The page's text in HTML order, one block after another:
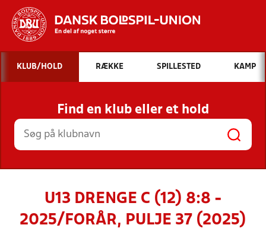
Hvad vil du søge efter?
INDHOLD OG NYHEDER
STILLINGER, RESULTATER, KLUBBER OG
HOLD
KLUB/HOLD RÆKKE SPILLESTED KAMP
Find en klub eller et hold
U13 DRENGE C (12) 8:8 -
2025/FORÅR, PULJE 37 (2025)